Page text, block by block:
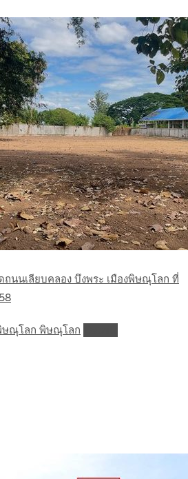
นนเลียบคลอง บึงพระ เมืองพิษณุโลก ที่
ษณุโลก พิษณุโลก